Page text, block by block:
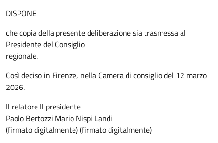
DISPONE
che copia della presente deliberazione sia trasmessa al
Presidente del Consiglio
regionale.
Così deciso in Firenze, nella Camera di consiglio del 12 marzo
2026.
Il relatore Il presidente
Paolo Bertozzi Mario Nispi Landi
(firmato digitalmente) (firmato digitalmente)